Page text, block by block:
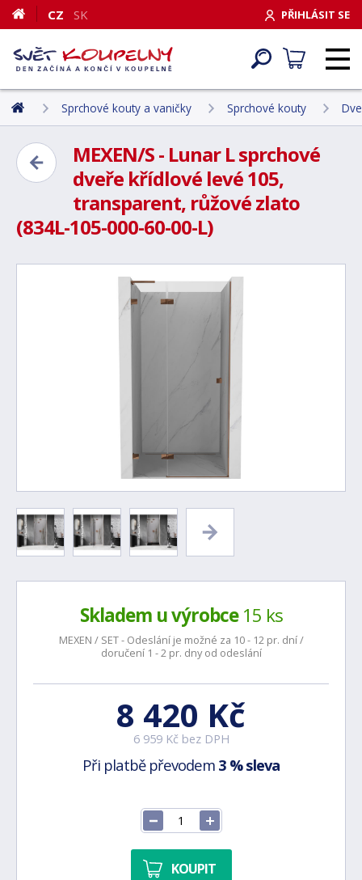
PŘIHLÁSIT SE
CZ SK
Sprchové kouty a vaničky Sprchové kouty
MEXEN/S - Lunar L sprchové
dveře křídlové levé 105,
transparent, růžové zlato
(834L-105-000-60-00-L)
Skladem u výrobce15 ks
MEXEN / SET - Odeslání je možné za 10 - 12 pr. dní /
doručení 1 - 2 pr. dny od odeslání
8 420 Kč
6 959 Kč bez DPH
Při platbě převodem 3 % sleva
KOUPIT